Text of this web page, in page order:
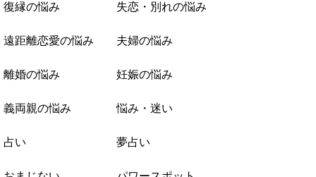
復縁の悩み 失恋・別れの悩み
遠距離恋愛の悩み 夫婦の悩み
離婚の悩み 妊娠の悩み
義両親の悩み 悩み・迷い
占い 夢占い